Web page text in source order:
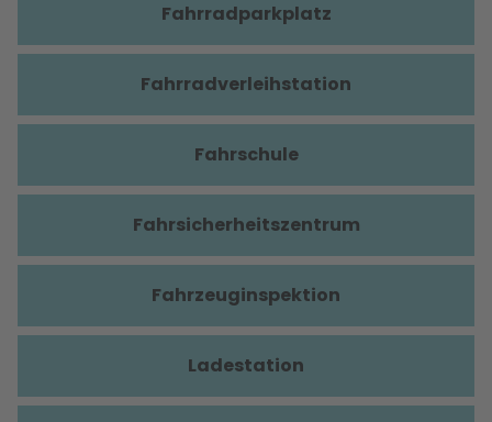
Fahrradparkplatz
Fahrradverleihstation
Fahrschule
Fahrsicherheitszentrum
Fahrzeuginspektion
Ladestation